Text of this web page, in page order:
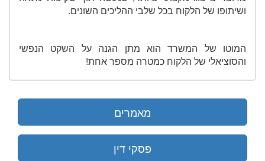
ושיתופו של הלקוח בכל שלבי ההליכים השונים.
המוטו של המשרד הוא מתן הגנה על השקט הנפשי
והסוציאלי של הלקוח כמטרה מספר אחת!
מאמרים
פסקי דין